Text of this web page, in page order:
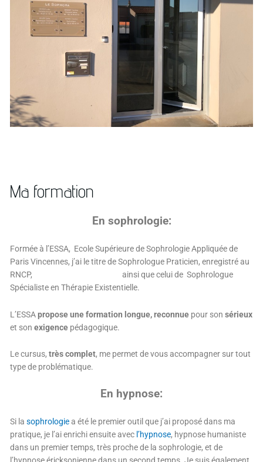
Ma formation
En sophrologie:
Formée à l’ESSA, Ecole Supérieure de SophrologieAppliquée de
Paris Vincennes, j’ai le titre de Sophrologue Praticien, enregistré au
RNCP, ainsi que celui de Sophrologue
Spécialiste en Thérapie Existentielle.
L’ESSApropose une formation longue, reconnue pour sonsérieux
et sonexigence pédagogique.
Le cursus,très complet, me permet de vous accompagner sur tout
type de problématique.
En hypnose:
Si lasophrologiea été le premier outil que j’ai proposé dans ma
pratique, je l’ai enrichi ensuite avec l’hypnose, hypnose humaniste
dans un premier temps, très proche de la sophrologie, et de